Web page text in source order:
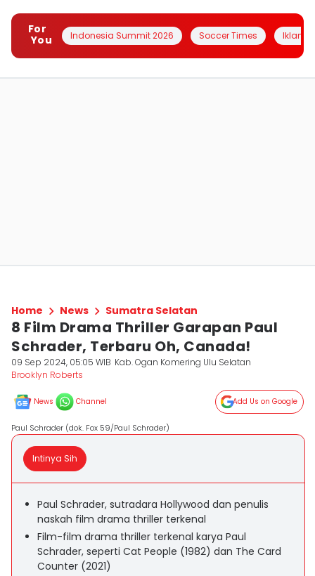
For
You
Indonesia Summit 2026 Soccer Times Iklanin
Home News Sumatra Selatan
8 Film Drama Thriller Garapan Paul
Schrader, Terbaru Oh, Canada!
09 Sep 2024, 05:05 WIB Kab. Ogan Komering Ulu Selatan
Brooklyn Roberts
News Channel Add Us on Google
Paul Schrader (dok. Fox 59/Paul Schrader)
Intinya Sih
Paul Schrader, sutradara Hollywood dan penulis
naskah film drama thriller terkenal
Film-film drama thriller terkenal karya Paul
Schrader, seperti Cat People (1982) dan The Card
Counter (2021)